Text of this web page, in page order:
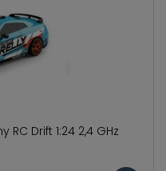
Drift 1:24 2,4 GHz